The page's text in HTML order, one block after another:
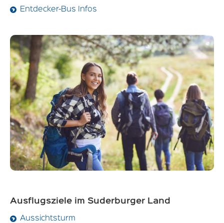
Entdecker-Bus Infos
Ausflugsziele im Suderburger Land
Aussichtsturm